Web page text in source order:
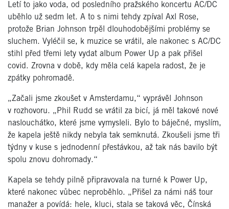
Letí to jako voda, od posledního pražského koncertu AC/DC
uběhlo už sedm let. A to s nimi tehdy zpíval Axl Rose,
protože Brian Johnson trpěl dlouhodobějšími problémy se
sluchem. Vyléčil se, k muzice se vrátil, ale nakonec s AC/DC
stihl před třemi lety vydat album Power Up a pak přišel
covid. Zrovna v době, kdy měla celá kapela radost, že je
zpátky pohromadě.
„Začali jsme zkoušet v Amsterdamu,“ vyprávěl Johnson
v rozhovoru. „Phil Rudd se vrátil za bicí, já měl takové nové
naslouchátko, které jsme vymysleli. Bylo to báječné, myslím,
že kapela ještě nikdy nebyla tak semknutá. Zkoušeli jsme tři
týdny v kuse s jednodenní přestávkou, až tak nás bavilo být
spolu znovu dohromady.“
Kapela se tehdy pilně připravovala na turné k Power Up,
které nakonec vůbec neproběhlo. „Přišel za námi náš tour
manažer a povídá: hele, kluci, stala se taková věc, Čínská